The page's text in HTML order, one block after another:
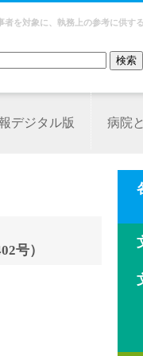
を対象に、執務上の参考に供す
デジタル版 病院
号）